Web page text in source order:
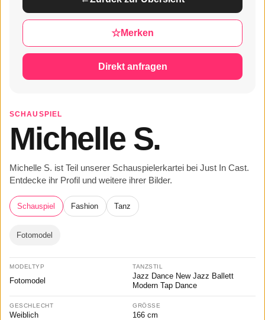
☆Merken
Direkt anfragen
SCHAUSPIEL
Michelle S.
Michelle S. ist Teil unserer Schauspielerkartei bei Just In Cast.
Entdecke ihr Profil und weitere ihrer Bilder.
Schauspiel Fashion Tanz
Fotomodel
MODELTYP
Fotomodel
TANZSTIL
Jazz Dance New Jazz Ballett
Modern Tap Dance
GESCHLECHT
Weiblich
GRÖSSE
166 cm